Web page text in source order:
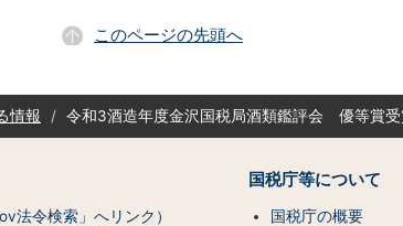
このページの先頭へ
情報 令和3酒造年度金沢国税局酒類鑑評会 優等賞受
法令検索」へリンク）
国税庁等について
国税庁の概要